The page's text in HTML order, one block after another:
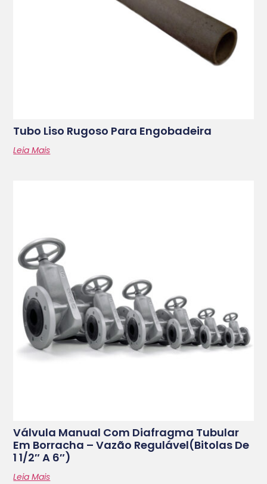
Tubo Liso Rugoso Para Engobadeira
Leia Mais
Válvula Manual Com Diafragma Tubular
Em Borracha – Vazão Regulável(bitolas De
1 1/2″ A 6″)
Leia Mais